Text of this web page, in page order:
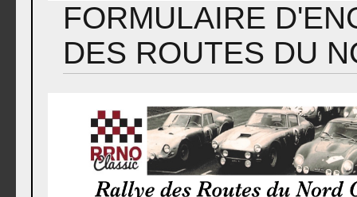
FORMULAIRE
DES ROUTES DU